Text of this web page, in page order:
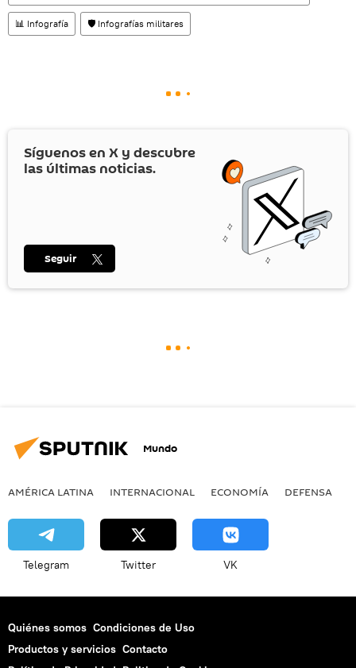
📊 Infografía 🛡️ Infografías militares
Síguenos en X y descubre
las últimas noticias.
Seguir
Mundo
AMÉRICA LATINA INTERNACIONAL ECONOMÍA DEFENSA
Telegram Twitter VK
Quiénes somos Condiciones de Uso
Productos y servicios Contacto